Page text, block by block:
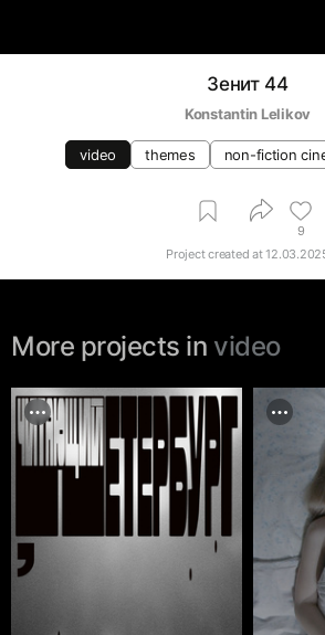
Зенит 44
Konstantin Lelikov
video themes non-fiction
9
Project created at
More projects in video